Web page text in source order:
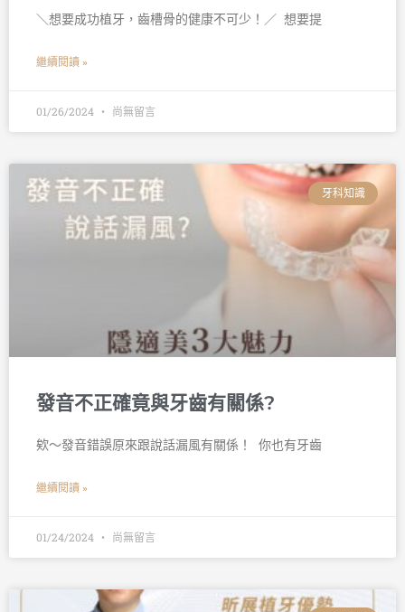
＼想要成功植牙，齒槽骨的健康不可少！／ 󠀠 想要提
繼續閱讀 »
01/26/2024 尚無留言
牙科知識
發音不正確竟與牙齒有關係?
欸～發音錯誤原來跟說話漏風有關係！ 󠀠 你也有牙齒
繼續閱讀 »
01/24/2024 尚無留言